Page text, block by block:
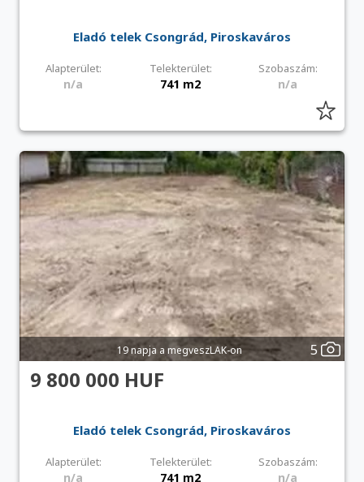
Eladó telek Csongrád, Piroskaváros
Alapterület: Telekterület: Szobaszám:
n/a 741 m2 n/a
19 napja a megveszLAK-on 5
9 800 000 HUF
Eladó telek Csongrád, Piroskaváros
Alapterület: Telekterület: Szobaszám:
n/a 741 m2 n/a